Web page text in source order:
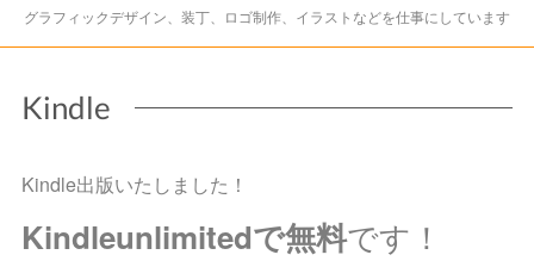
グラフィックデザイン、装丁、ロゴ制作、イラストなどを仕事にしています
Kindle
Kindle出版いたしました！
Kindleunlimitedで無料です！